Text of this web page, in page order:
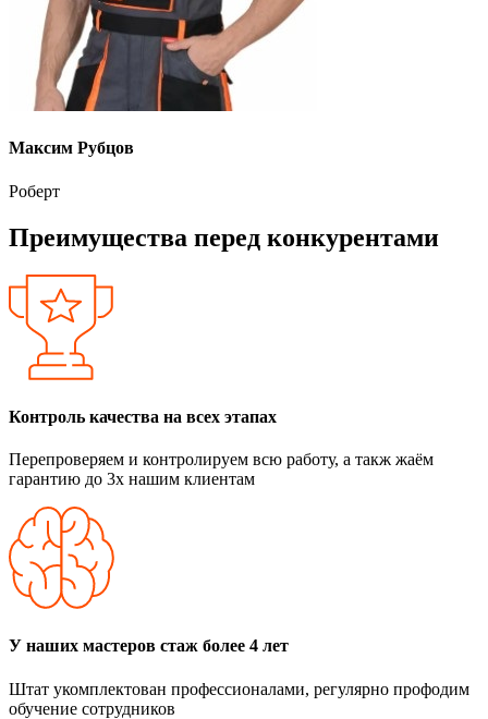
Максим Рубцов
Роберт
Преимущества перед конкурентами
Контроль качества на всех этапах
Перепроверяем и контролируем всю работу, а такж жаём
гарантию до 3х нашим клиентам
У наших мастеров стаж более 4 лет
Штат укомплектован профессионалами, регулярно профодим
обучение сотрудников